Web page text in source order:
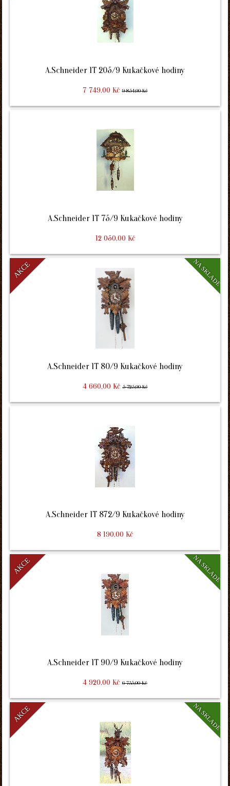
A.Schneider 1T 205/9 Kukačkové hodiny
7 749,00 Kč 9 854,00 Kč
A.Schneider 1T 75/9 Kukačkové hodiny
12 050,00 Kč
AKCE NA SKLADE
A.Schneider 1T 80/9 Kukačkové hodiny
4 660,00 Kč 5 725,00 Kč
A.Schneider 1T 872/9 Kukačkové hodiny
8 190,00 Kč
AKCE NA SKLADE
A.Schneider 1T 90/9 Kukačkové hodiny
4 920,00 Kč 6 735,00 Kč
AKCE NA SKLADE